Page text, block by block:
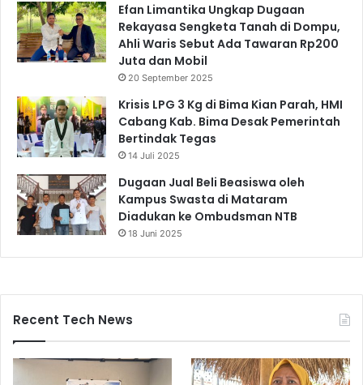
Efan Limantika Ungkap Dugaan
Rekayasa Sengketa Tanah di Dompu,
Ahli Waris Sebut Ada Tawaran Rp200
Juta dan Mobil
20 September 2025
Krisis LPG 3 Kg di Bima Kian Parah, HMI
Cabang Kab. Bima Desak Pemerintah
Bertindak Tegas
14 Juli 2025
Dugaan Jual Beli Beasiswa oleh
Kampus Swasta di Mataram
Diadukan ke Ombudsman NTB
18 Juni 2025
Recent Tech News